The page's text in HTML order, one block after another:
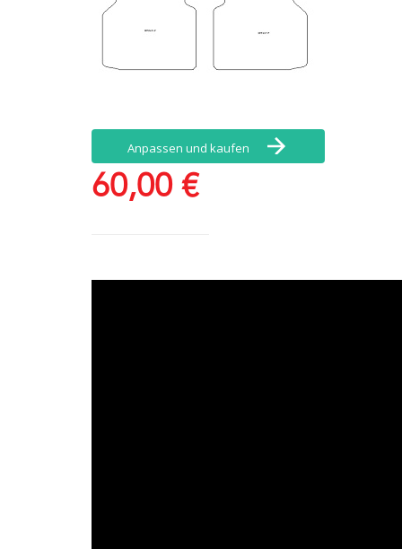
Anpassen und kaufen
60,00 €